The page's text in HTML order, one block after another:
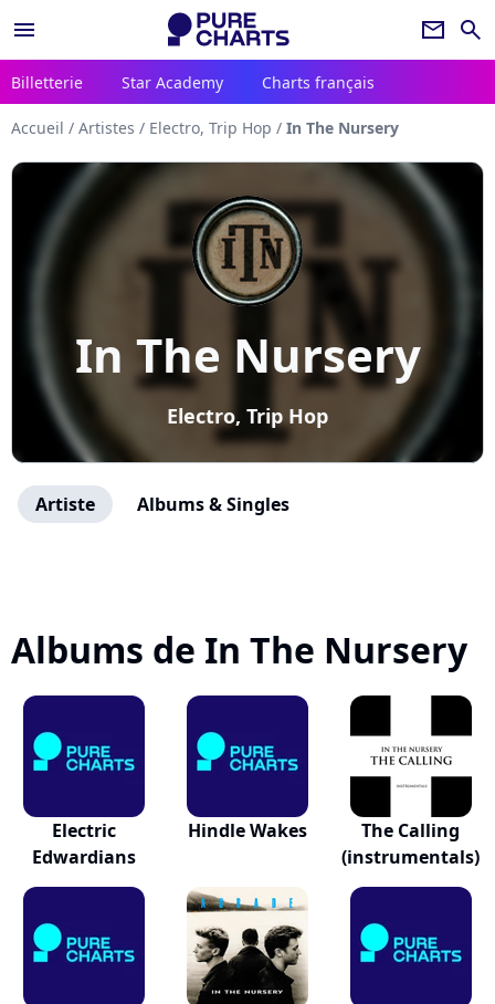
menu newsletter search
Billetterie Star Academy Charts français
Accueil / Artistes / Electro, Trip Hop / In The Nursery
In The Nursery
Electro, Trip Hop
Artiste Albums & Singles
Albums de In The Nursery
Electric
Edwardians
Hindle Wakes
The Calling
(instrumentals)